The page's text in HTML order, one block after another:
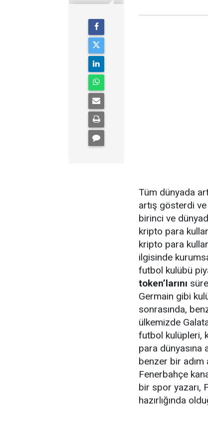
Tüm dünyada
artış gösterdi
birinci ve
kripto para
kripto para
ilgisinde
futbol kulübü
token’larını
Germain gibi
sonrasında,
ülkemizde
futbol kulüpleri,
para dünyasına
benzer bir adım
Fenerbahçe
bir spor yazarı,
hazırlığında